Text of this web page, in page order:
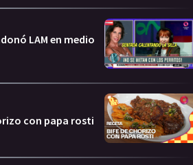
LAM en medio
con papa rosti